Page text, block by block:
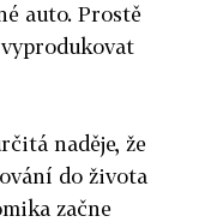
auto. Prostě
naděje, že
do života
začne